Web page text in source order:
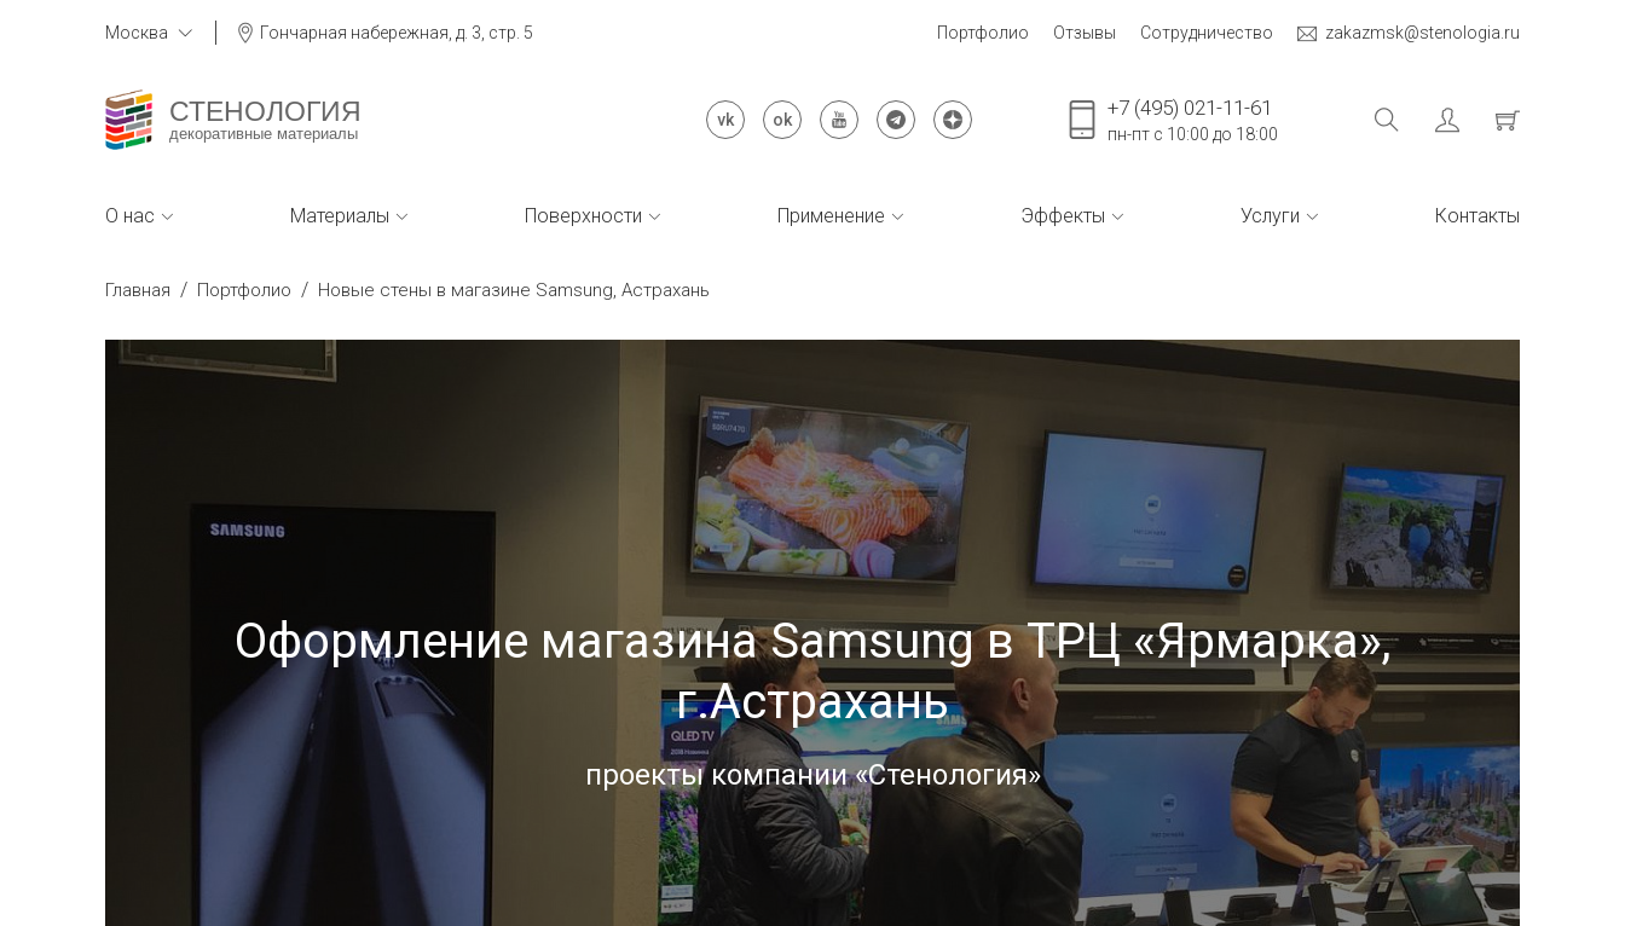
Москва Гончарная набережная, д. 3, стр. 5 Портфолио Отзывы Сотрудничество zakazmsk@stenologia.ru
СТЕНОЛОГИЯ
декоративные материалы
+7 (495) 021-11-61
пн-пт с 10:00 до 18:00
О нас Материалы Поверхности Применение Эффекты Услуги Контакты
Главная / Портфолио / Новые стены в магазине Samsung, Астрахань
Оформление магазина Samsung в ТРЦ «Ярмарка»,
г.Астрахань
проекты компании «Стенология»